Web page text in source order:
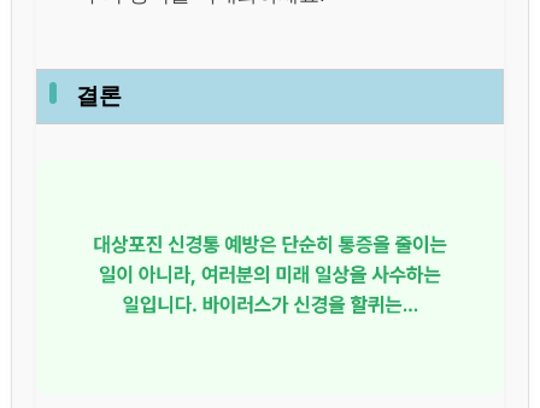
결론